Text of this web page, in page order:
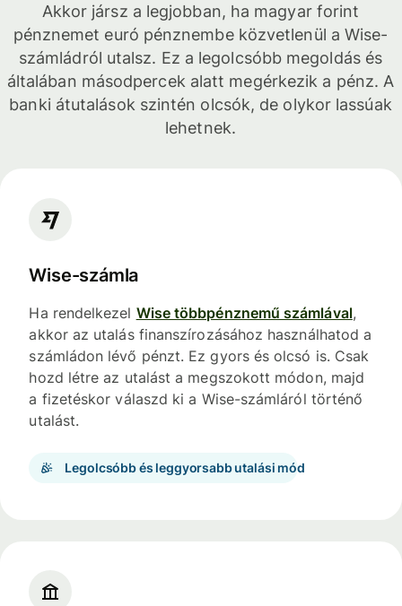
Akkor jársz a legjobban, ha magyar forint
pénznemet euró pénznembe közvetlenül a Wise-
számládról utalsz. Ez a legolcsóbb megoldás és
általában másodpercek alatt megérkezik a pénz. A
banki átutalások szintén olcsók, de olykor lassúak
lehetnek.
Wise-számla
Ha rendelkezel Wise többpénznemű számlával,
akkor az utalás finanszírozásához használhatod a
számládon lévő pénzt. Ez gyors és olcsó is. Csak
hozd létre az utalást a megszokott módon, majd
a fizetéskor válaszd ki a Wise-számláról történő
utalást.
Legolcsóbb és leggyorsabb utalási mód